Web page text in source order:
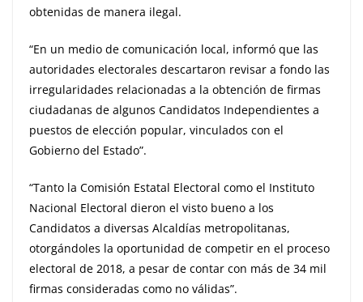
obtenidas de manera ilegal.
“En un medio de comunicación local, informó que las
autoridades electorales descartaron revisar a fondo las
irregularidades relacionadas a la obtención de firmas
ciudadanas de algunos Candidatos Independientes a
puestos de elección popular, vinculados con el
Gobierno del Estado”.
“Tanto la Comisión Estatal Electoral como el Instituto
Nacional Electoral dieron el visto bueno a los
Candidatos a diversas Alcaldías metropolitanas,
otorgándoles la oportunidad de competir en el proceso
electoral de 2018, a pesar de contar con más de 34 mil
firmas consideradas como no válidas”.